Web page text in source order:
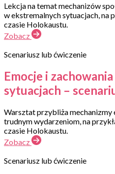
Lekcja na temat mechanizów
w ekstremalnych sytuacjach, na
czasie Holokaustu.
Zobacz
Scenariusz lub ćwiczenie
Emocje i
sytuacjach –
Warsztat przybliża mechanizmy
trudnym wydarzeniom, na
czasie Holokaustu.
Zobacz
Scenariusz lub ćwiczenie